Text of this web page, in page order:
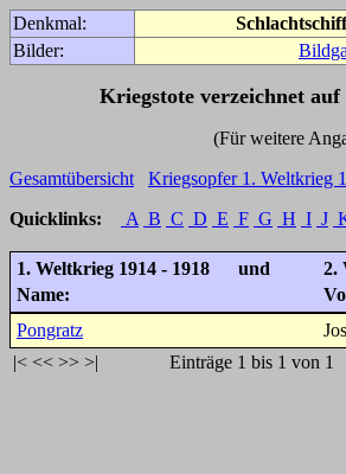
Denkmal:
Bilder:
Kriegstote verzeichnet
(Für weitere Angaben zu den
Gesamtübersicht
Kriegsopfer 1. Weltkrieg
Quicklinks:
A B C D E F G H I J
1. Weltkrieg 1914 - 1918 und
2.
Name:
Pongratz
|< << >> >| Einträge 1 bis 1 von 1